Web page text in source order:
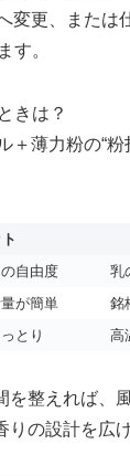
変更、または
す。
きは？
＋薄力粉の“
自由度
乳
が簡単
銘
とり
高
を整えれば、
りの設計を広げ